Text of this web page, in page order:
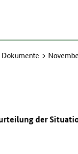
Dokumente
der